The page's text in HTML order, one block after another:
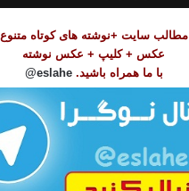
مطالب سایت +نوشته های کوتاه متنوع
عکس + کلیپ + عکس نوشته
با ما همراه باشید. eslahe@